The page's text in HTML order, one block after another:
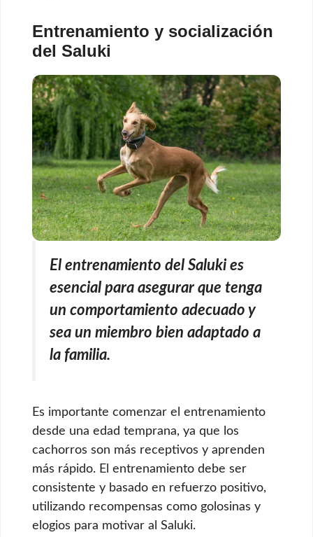
Entrenamiento y socialización
del Saluki
El entrenamiento del Saluki es
esencial para asegurar que tenga
un comportamiento adecuado y
sea un miembro bien adaptado a
la familia.
Es importante comenzar el entrenamiento
desde una edad temprana, ya que los
cachorros son más receptivos y aprenden
más rápido. El entrenamiento debe ser
consistente y basado en refuerzo positivo,
utilizando recompensas como golosinas y
elogios para motivar al Saluki.